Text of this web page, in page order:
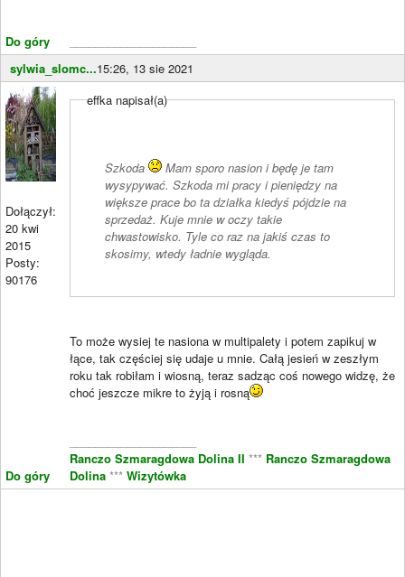
Do góry
sylwia_slomc...15:26, 13 sie 2021
Dołączył:
20 kwi
2015
Posty:
90176
Do góry
effka napisał(a)
Szkoda
Mam sporo nasion i będę je tam
wysypywać. Szkoda mi pracy i pieniędzy na
większe prace bo ta działka kiedyś pójdzie na
sprzedaż. Kuje mnie w oczy takie
chwastowisko. Tyle co raz na jakiś czas to
skosimy, wtedy ładnie wygląda.
To może wysiej te nasiona w multipalety i potem zapikuj w
łące, tak częściej się udaje u mnie. Całą jesień w zeszłym
roku tak robiłam i wiosną, teraz sadząc coś nowego widzę, że
choć jeszcze mikre to żyją i rosną
Ranczo Szmaragdowa Dolina II *** Ranczo Szmaragdowa
Dolina *** Wizytówka